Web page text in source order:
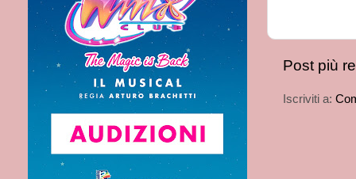
Post più
Iscriviti a: